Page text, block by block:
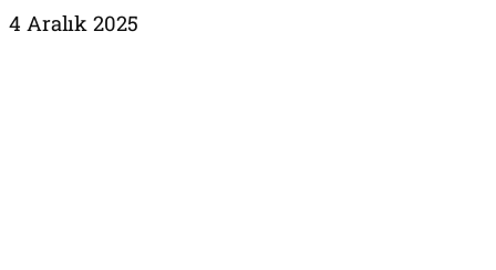
4 Aralık 2025